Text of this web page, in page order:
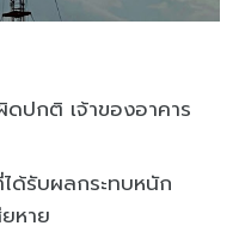
ปกติ เจ้าของอาคาร
ด้รับผลกระทบหนัก
หาย